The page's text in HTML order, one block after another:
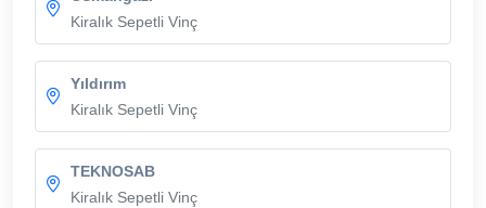
Kiralık Sepetli Vinç
Yıldırım
Kiralık Sepetli Vinç
TEKNOSAB
Kiralık Sepetli Vinç